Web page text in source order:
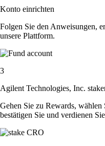
Konto einrichten
Folgen Sie den Anweisungen,
unsere Plattform.
3
Agilent Technologies, Inc.
Gehen Sie zu Rewards,
bestätigen Sie und verdienen